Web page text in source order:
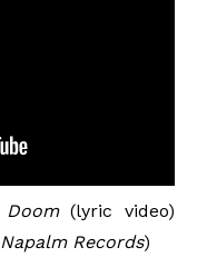
(lyric video)
Napalm Records)